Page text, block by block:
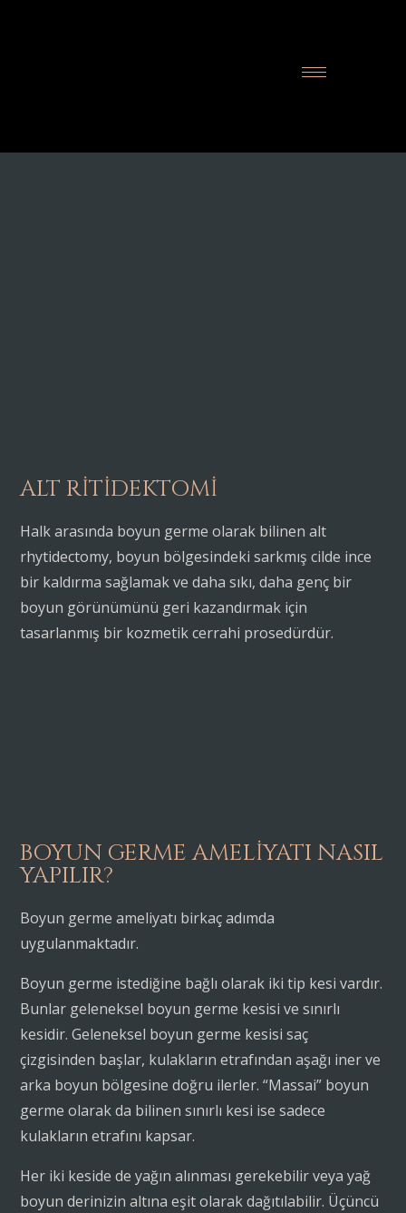
ALT RITIDEKTOMI
Halk arasında boyun germe olarak bilinen alt
rhytidectomy, boyun bölgesindeki sarkmış cilde ince
bir kaldırma sağlamak ve daha sıkı, daha genç bir
boyun görünümünü geri kazandırmak için
tasarlanmış bir kozmetik cerrahi prosedürdür.
BOYUN GERME AMELIYATI NASIL
YAPILIR?
Boyun germe ameliyatı birkaç adımda
uygulanmaktadır.
Boyun germe istediğine bağlı olarak iki tip kesi vardır.
Bunlar geleneksel boyun germe kesisi ve sınırlı
kesidir. Geleneksel boyun germe kesisi saç
çizgisinden başlar, kulakların etrafından aşağı iner ve
arka boyun bölgesine doğru ilerler. “Massai” boyun
germe olarak da bilinen sınırlı kesi ise sadece
kulakların etrafını kapsar.
Her iki keside de yağın alınması gerekebilir veya yağ
boyun derinizin altına eşit olarak dağıtılabilir. Üçüncü